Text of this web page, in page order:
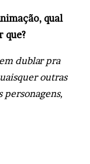
qual
que?
dublar pra
outras
personagens,